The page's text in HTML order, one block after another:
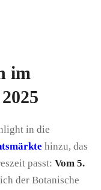
im
in die
hinzu, das
passt: Vom 5.
der Botanische